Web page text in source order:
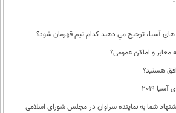
آسيا، ترجيح مي دهيد كدام تيم قهرمان شود؟
معابر و اماکن عمومی؟
2019
شما به نماینده سراوان در مجلس شورای اسلامی